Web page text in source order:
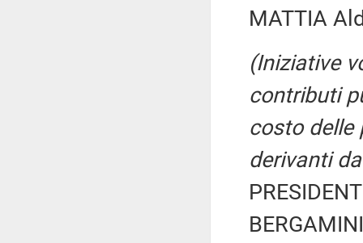
MATTIA
(Iniziative
contributi
costo delle
derivanti